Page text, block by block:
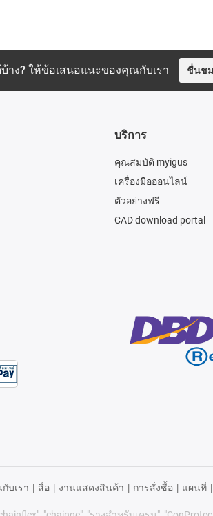
าง? ให้ข้อเสนอแนะของคุณกับเรา ชื่นชม
บริการ
คุณสมบัติ myigus
เครื่องมือออนไลน์
ตัวอย่างฟรี
CAD download portal
บเรา | สื่อ | งานแสดงสินค้า | การสั่งซื้อ | แผนที่ |